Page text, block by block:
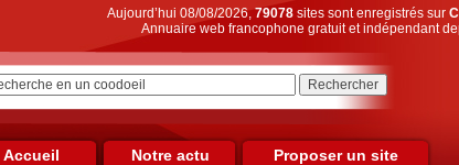
Aujourd’hui 08/08/2026,79078sites sont enregistrés sur
Annuaire web francophone gratuit et indépendant
Accueil Notre actu Proposer un site